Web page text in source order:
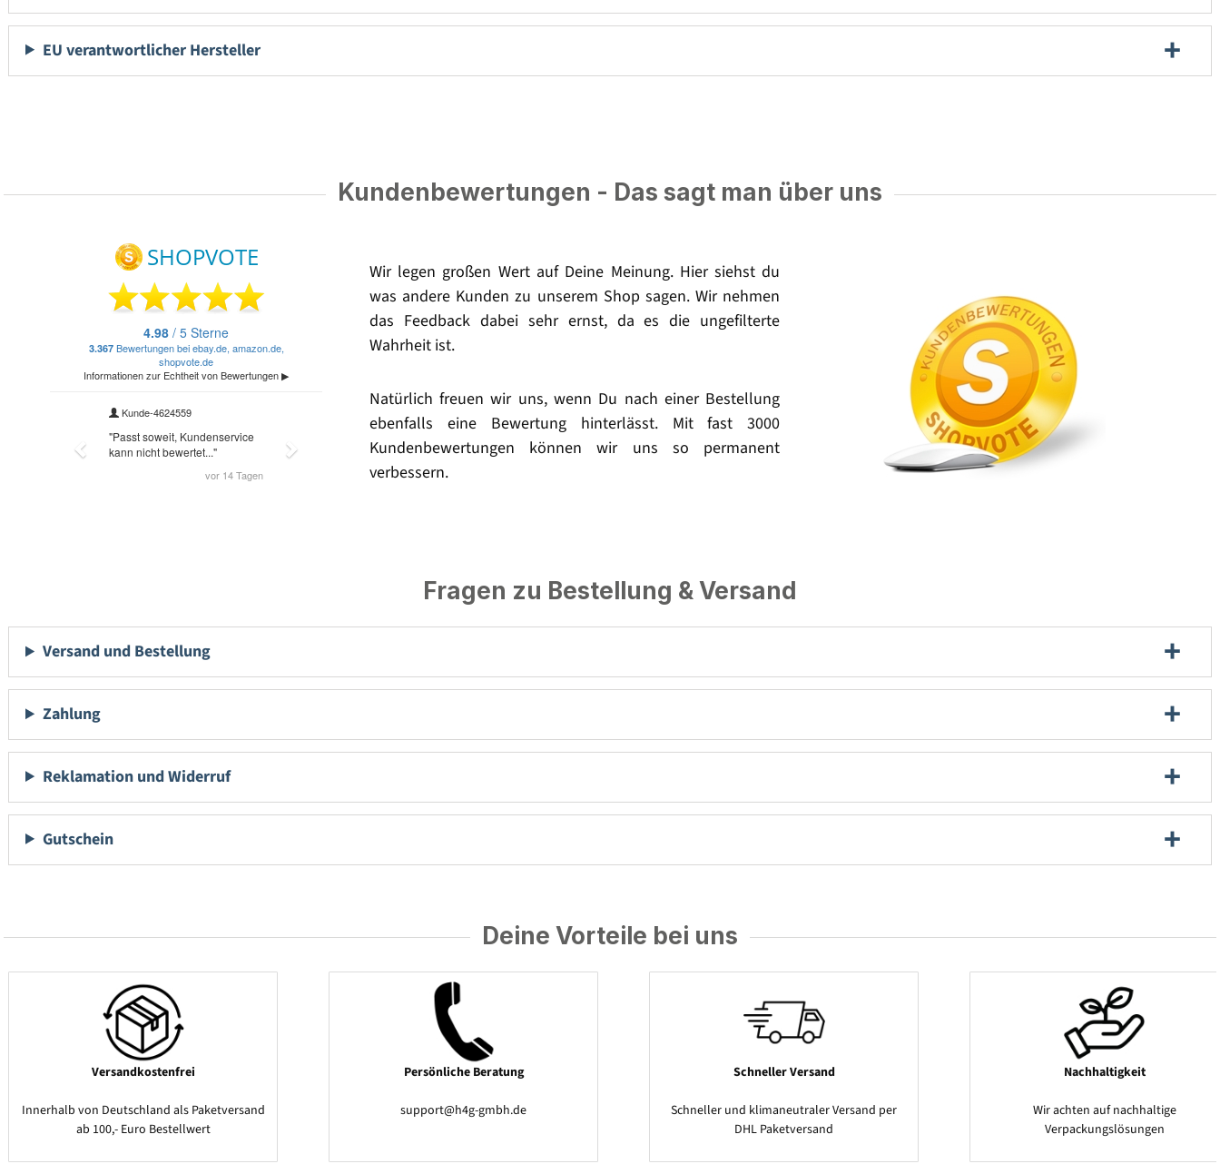
EU verantwortlicher Hersteller
Kundenbewertungen - Das sagt man über uns
Wir legen großen Wert auf Deine Meinung. Hier siehst du
was andere Kunden zu unserem Shop sagen. Wir nehmen
das Feedback dabei sehr ernst, da es die ungefilterte
Wahrheit ist.
Natürlich freuen wir uns, wenn Du nach einer Bestellung
ebenfalls eine Bewertung hinterlässt. Mit fast 3000
Kundenbewertungen können wir uns so permanent
verbessern.
Fragen zu Bestellung & Versand
Versand und Bestellung
Zahlung
Reklamation und Widerruf
Gutschein
Deine Vorteile bei uns
Versandkostenfrei
Innerhalb von Deutschland als Paketversand
ab 100,- Euro Bestellwert
Persönliche Beratung
support@h4g-gmbh.de
Schneller Versand
Schneller und klimaneutraler Versand per
DHL Paketversand
Nachhaltigkeit
Wir achten auf nachhaltige
Verpackungslösungen